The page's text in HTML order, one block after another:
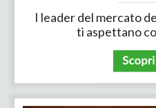
I leader del mercato
ti aspettano